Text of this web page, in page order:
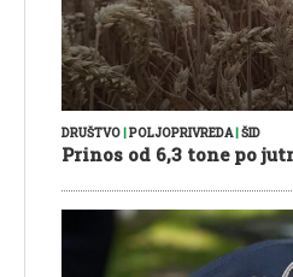
DRUŠTVO|POLJOPRIVREDA|ŠID
Prinos od 6,3 tone po